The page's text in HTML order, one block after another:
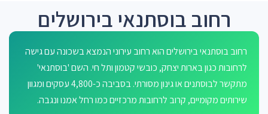
רחוב בוסתנאי בירושלים
רחוב בוסתנאי בירושלים הוא רחוב עירוני הנמצא בשכונה עם גישה
לרחובות כגון בארות יצחק, כובשי קטמון ותל חי. השם 'בוסתנאי'
מתקשר לבוסתנים או גינון מסורתי. בסביבה כ-4,800 עסקים ומגוון
שירותים מקומיים, קרוב לרחובות מרכזיים כמו רחל אמנו ונגבה.